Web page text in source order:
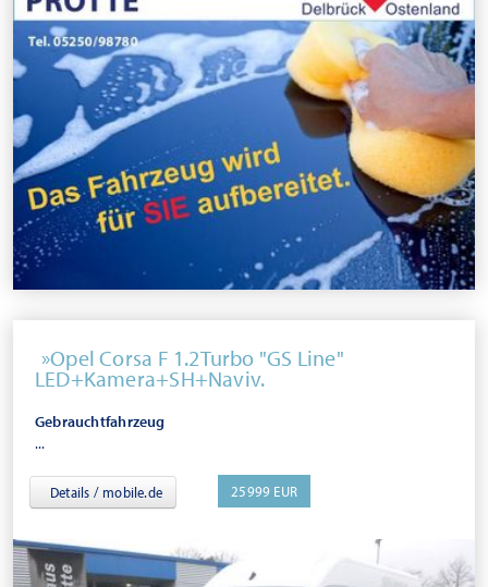
Opel Corsa F 1.2Turbo "GS Line"
LED+Kamera+SH+Naviv.
Gebrauchtfahrzeug
...
Details / mobile.de 25999 EUR